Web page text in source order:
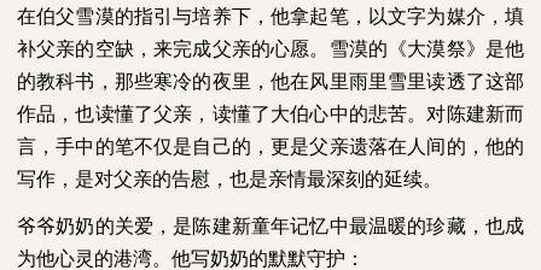
在伯父雪漠的指引与培养下，他拿起笔，以文字为媒介，填
补父亲的空缺，来完成父亲的心愿。雪漠的《大漠祭》是他
的教科书，那些寒冷的夜里，他在风里雨里雪里读透了这部
作品，也读懂了父亲，读懂了大伯心中的悲苦。对陈建新而
言，手中的笔不仅是自己的，更是父亲遗落在人间的，他的
写作，是对父亲的告慰，也是亲情最深刻的延续。
爷爷奶奶的关爱，是陈建新童年记忆中最温暖的珍藏，也成
为他心灵的港湾。他写奶奶的默默守护：